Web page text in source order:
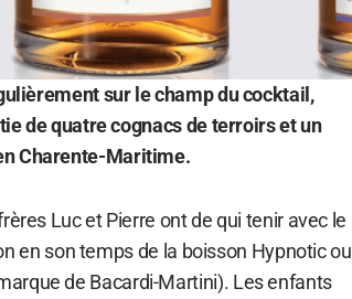
sur le champ du cocktail,
de quatre cognacs de terroirs et un
Charente-Maritime.
Luc et Pierre ont de qui tenir avec le
en son temps de la boisson Hypnotic ou
de Bacardi-Martini). Les enfants